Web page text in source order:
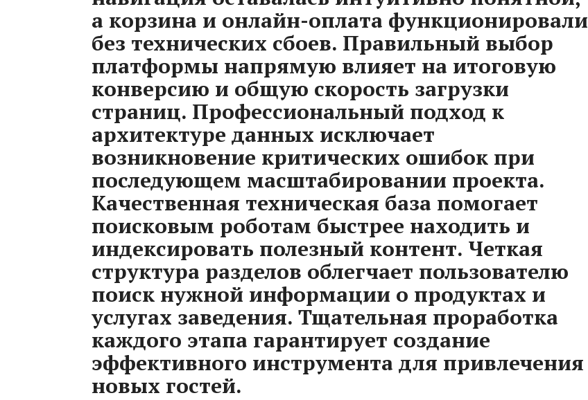
а корзина и онлайн-оплата функционировали
без технических сбоев. Правильный выбор
платформы напрямую влияет на итоговую
конверсию и общую скорость загрузки
страниц. Профессиональный подход к
архитектуре данных исключает
возникновение критических ошибок при
последующем масштабировании проекта.
Качественная техническая база помогает
поисковым роботам быстрее находить и
индексировать полезный контент. Четкая
структура разделов облегчает пользователю
поиск нужной информации о продуктах и
услугах заведения. Тщательная проработка
каждого этапа гарантирует создание
эффективного инструмента для привлечения
новых гостей.